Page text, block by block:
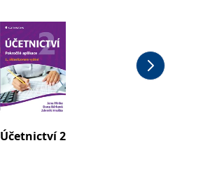
Účetnictví 2